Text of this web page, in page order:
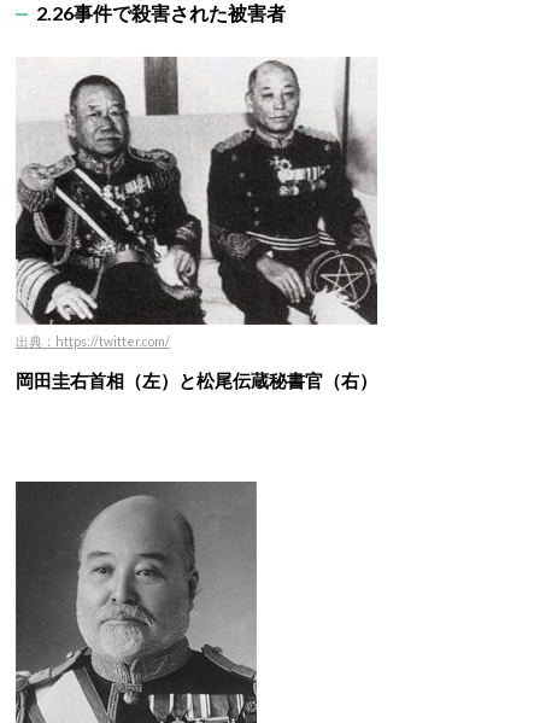
2.26事件で殺害された被害者
出典：https://twitter.com/
岡田圭右首相（左）と松尾伝蔵秘書官（右）